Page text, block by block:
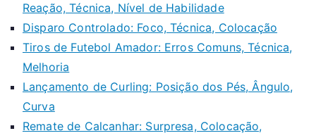
Reação, Técnica, Nível de Habilidade
Disparo Controlado: Foco, Técnica, Colocação
Tiros de Futebol Amador: Erros Comuns, Técnica,
Melhoria
Lançamento de Curling: Posição dos Pés, Ângulo,
Curva
Remate de Calcanhar: Surpresa, Colocação,